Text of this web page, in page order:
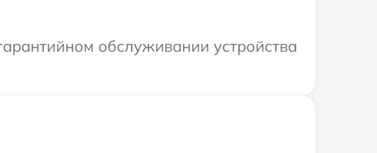
обслуживании устройства